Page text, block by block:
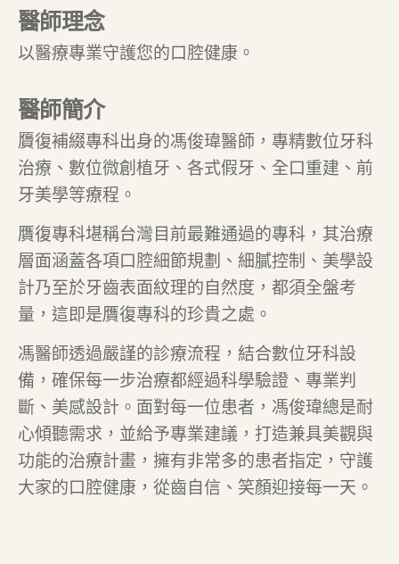
醫師理念
以醫療專業守護您的口腔健康。
醫師簡介
贗復補綴專科出身的馮俊瑋醫師，專精數位牙科
治療、數位微創植牙、各式假牙、全口重建、前
牙美學等療程。
贋復專科堪稱台灣目前最難通過的專科，其治療
層面涵蓋各項口腔細節規劃、細膩控制、美學設
計乃至於牙齒表面紋理的自然度，都須全盤考
量，這即是贋復專科的珍貴之處。
馮醫師透過嚴謹的診療流程，結合數位牙科設
備，確保每一步治療都經過科學驗證、專業判
斷、美感設計。面對每一位患者，馮俊瑋總是耐
心傾聽需求，並給予專業建議，打造兼具美觀與
功能的治療計畫，擁有非常多的患者指定，守護
大家的口腔健康，從齒自信、笑顏迎接每一天。